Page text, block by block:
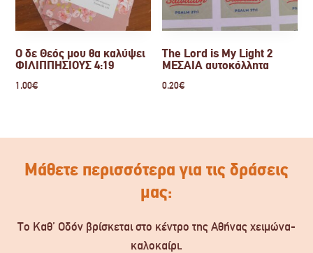
Ο δε Θεός μου θα καλύψει
ΦΙΛΙΠΠΗΣΙΟΥΣ 4:19
1.00€
The Lord is My Light 2
ΜΕΣΑΙΑ αυτοκόλλητα
0.20€
Μάθετε περισσότερα για τις δράσεις
μας:
Το Καθ’ Οδόν βρίσκεται στο κέντρο της Αθήνας χειμώνα-
καλοκαίρι.